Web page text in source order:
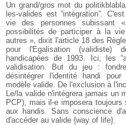
Un grand/gros mot du
les-valides est “intégration”.
vie des personnes subissant
possibilités de participer à la
autres », dixit l'article 18 des
pour l'Egalisation (validiste)
handicapées de 1993. Ici, les
validisation. But du jeu :
désintégrer l'identité handi
modèle valide. De l'exclusion à
Le/la valide n'intégrera jamais un
PCP), mais il-e imposera
aux handis. Sans conscience
d'accéder au valide {way of life}.